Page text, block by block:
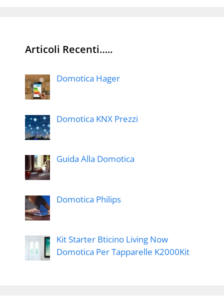
Articoli Recenti…..
Domotica Hager
Domotica KNX Prezzi
Guida Alla Domotica
Domotica Philips
Kit Starter Bticino Living Now
Domotica Per Tapparelle K2000Kit